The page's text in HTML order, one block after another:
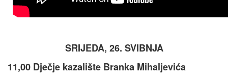
SRIJEDA, 26. SVIBNJA
11,00 Dječje kazalište Branka Mihaljevića